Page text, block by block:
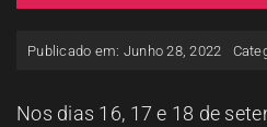
Publicado em: Junho 28, 2022
Nos dias 16, 17 e 18 de